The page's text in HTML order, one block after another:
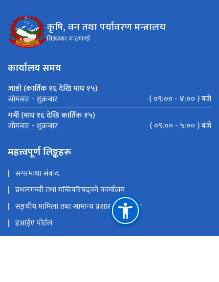
कृषि, वन तथा पर्यावरण मन्त्रालय
सिहदरवार काठमाण्डौं
कार्यालय समय
जाडो (कार्तिक १६ देखि माघ १५)
सोमबार - शुक्रबार
( ०९:०० - ४:०० ) बजे
गर्मी (माघ १६ देखि कार्तिक १५)
सोमबार - शुक्रबार ( ०९:०० - ५:०० ) बजे
महत्त्वपूर्ण लिङ्कहरू
सगरमाथा संवाद
प्रधानमन्त्री तथा मन्त्रिपरिषद्को कार्यालय
सङ्‍घीय मामिला तथा सामान्य प्रशासन मन्त्रालय
इआईए पोर्टल
परराष्ट्र मन्त्रालय